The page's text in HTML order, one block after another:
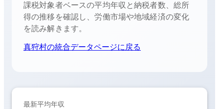
課税対象者ベースの平均年収と納税者数、総所
得の推移を確認し、労働市場や地域経済の変化
を読み解きます。
真狩村の統合データページに戻る
最新平均年収